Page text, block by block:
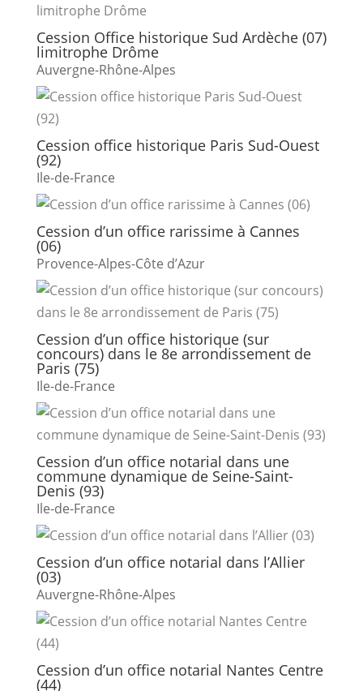
Cession Office historique Sud Ardèche (07)
limitrophe Drôme
Auvergne-Rhône-Alpes
Cession office historique Paris Sud-Ouest
(92)
Ile-de-France
Cession d’un office rarissime à Cannes
(06)
Provence-Alpes-Côte d’Azur
Cession d’un office historique (sur
concours) dans le 8e arrondissement de
Paris (75)
Ile-de-France
Cession d’un office notarial dans une
commune dynamique de Seine-Saint-
Denis (93)
Ile-de-France
Cession d’un office notarial dans l’Allier
(03)
Auvergne-Rhône-Alpes
Cession d’un office notarial Nantes Centre
(44)